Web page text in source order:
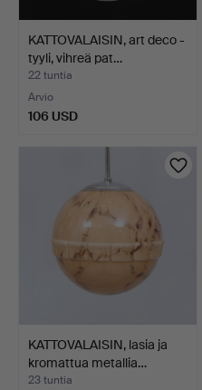
KATTOVALAISIN, art deco -
tyyli, vihreä pat…
22 tuntia
Arvio
106 USD
KATTOVALAISIN, lasia ja
kromattua metallia…
23 tuntia